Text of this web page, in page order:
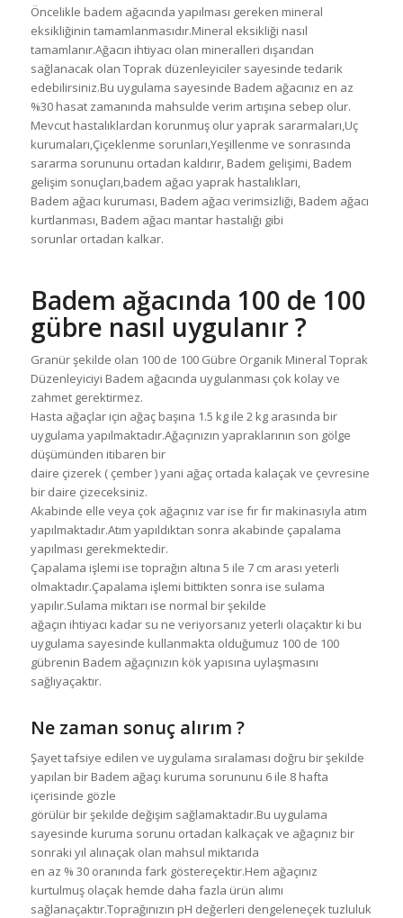
Öncelikle badem ağacında yapılması gereken mineral
eksikliğinin tamamlanmasıdır.Mineral eksikliği nasıl
tamamlanır.Ağacın ihtiyacı olan mineralleri dışarıdan
sağlanacak olan Toprak düzenleyiciler sayesinde tedarik
edebilirsiniz.Bu uygulama sayesinde Badem ağacınız en az
%30 hasat zamanında mahsulde verim artışına sebep olur.
Mevcut hastalıklardan korunmuş olur yaprak sararmaları,Uç
kurumaları,Çiçeklenme sorunları,Yeşillenme ve sonrasında
sararma sorununu ortadan kaldırır, Badem gelişimi, Badem
gelişim sonuçları,badem ağacı yaprak hastalıkları,
Badem ağacı kuruması, Badem ağacı verimsizliği, Badem ağacı
kurtlanması, Badem ağacı mantar hastalığı gibi
sorunlar ortadan kalkar.
Badem ağacında 100 de 100
gübre nasıl uygulanır ?
Granür şekilde olan 100 de 100 Gübre Organik Mineral Toprak
Düzenleyiciyi Badem ağacında uygulanması çok kolay ve
zahmet gerektirmez.
Hasta ağaçlar için ağaç başına 1.5 kg ile 2 kg arasında bir
uygulama yapılmaktadır.Ağaçınızın yapraklarının son gölge
düşümünden itibaren bir
daire çizerek ( çember ) yani ağaç ortada kalaçak ve çevresine
bir daire çizeceksiniz.
Akabinde elle veya çok ağaçınız var ise fır fır makinasıyla atım
yapılmaktadır.Atım yapıldıktan sonra akabinde çapalama
yapılması gerekmektedir.
Çapalama işlemi ise toprağın altına 5 ile 7 cm arası yeterli
olmaktadır.Çapalama işlemi bittikten sonra ise sulama
yapılır.Sulama miktarı ise normal bir şekilde
ağaçın ihtiyacı kadar su ne veriyorsanız yeterli olaçaktır ki bu
uygulama sayesinde kullanmakta olduğumuz 100 de 100
gübrenin Badem ağaçınızın kök yapısına uylaşmasını
sağlıyaçaktır.
Ne zaman sonuç alırım ?
Şayet tafsiye edilen ve uygulama sıralaması doğru bir şekilde
yapılan bir Badem ağaçı kuruma sorununu 6 ile 8 hafta
içerisinde gözle
görülür bir şekilde değişim sağlamaktadır.Bu uygulama
sayesinde kuruma sorunu ortadan kalkaçak ve ağaçınız bir
sonraki yıl alınaçak olan mahsul miktarıda
en az % 30 oranında fark göstereçektir.Hem ağaçınız
kurtulmuş olaçak hemde daha fazla ürün alımı
sağlanaçaktır.Toprağınızın pH değerleri dengeleneçek tuzluluk